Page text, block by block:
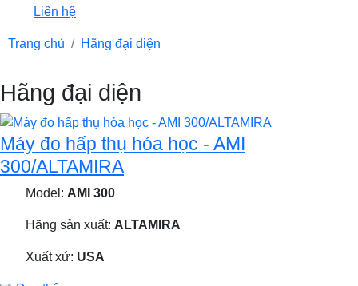
Liên hệ
Trang chủ Hãng đại diện
Hãng đại diện
Máy đo hấp thụ hóa học - AMI
300/ALTAMIRA
Model: AMI 300
Hãng sản xuất: ALTAMIRA
Xuất xứ: USA